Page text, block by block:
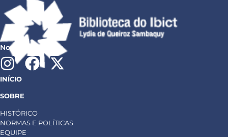
Nossas redes:
INÍCIO
SOBRE
HISTÓRICO
NORMAS E POLÍTICAS
EQUIPE